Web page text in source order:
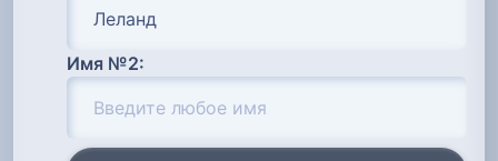
Имя №2: